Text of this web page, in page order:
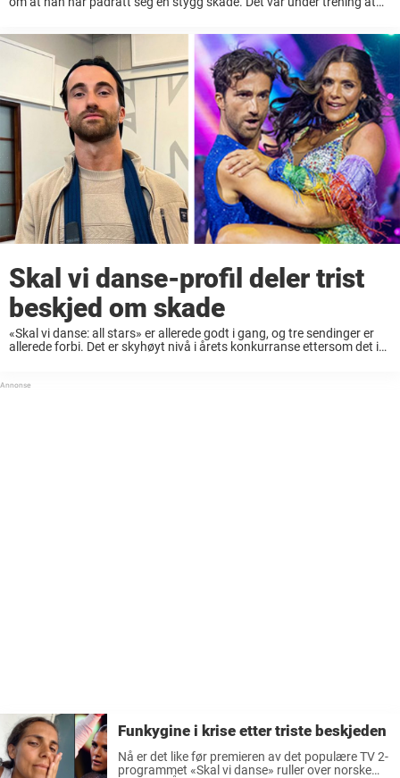
Skal vi danse-profil deler trist
beskjed om skade
«Skal vi danse: all stars» er allerede godt i gang, og tre sendinger er
allerede forbi. Det er skyhøyt nivå i årets konkurranse ettersom det i
Funkygine i krise etter triste beskjeden
Nå er det like før premieren av det populære TV 2-
programmet «Skal vi danse» ruller over norske